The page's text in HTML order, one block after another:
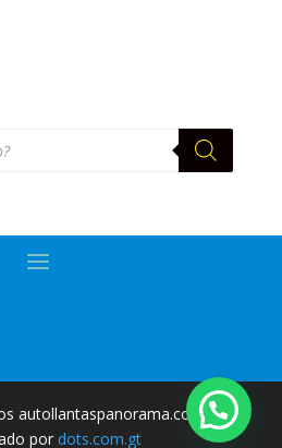
autollantaspanorama.com|
pordots.com.gt